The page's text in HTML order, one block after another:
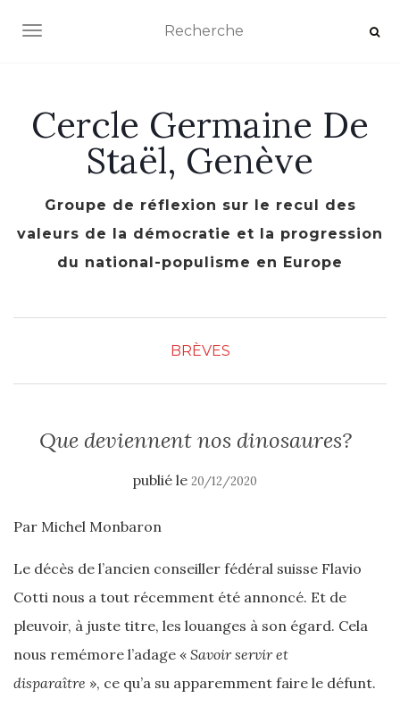
AFFICHER/MASQUER LA NAVIGATION
Cercle Germaine De
Staël, Genève
Groupe de réflexion sur le recul des
valeurs de la démocratie et la progression
du national-populisme en Europe
BRÈVES
Que deviennent nos dinosaures?
publié le 20/12/2020
Par Michel Monbaron
Le décès de l’ancien conseiller fédéral suisse Flavio
Cotti nous a tout récemment été annoncé. Et de
pleuvoir, à juste titre, les louanges à son égard. Cela
nous remémore l’adage « Savoir servir et
disparaître », ce qu’a su apparemment faire le défunt.